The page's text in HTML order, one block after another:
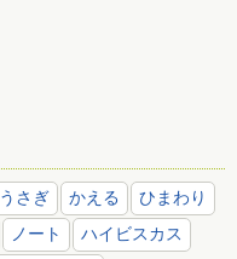
うさぎ かえる
ひまわり
ノート
ハイビスカス